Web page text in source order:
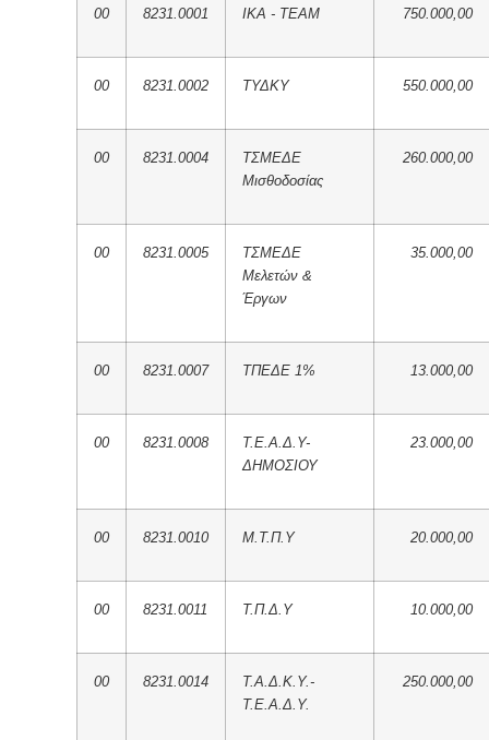
00 8231.0001 ΙΚΑ - ΤΕΑΜ 750.000,00
00 8231.0002 ΤΥΔΚΥ 550.000,00
00 8231.0004
ΤΣΜΕΔΕ
Μισθοδοσίας
260.000,00
00 8231.0005
ΤΣΜΕΔΕ
Μελετών &
Έργων
35.000,00
00 8231.0007 ΤΠΕΔΕ 1% 13.000,00
00 8231.0008
Τ.Ε.Α.Δ.Υ-
ΔΗΜΟΣΙΟΥ
23.000,00
00 8231.0010 Μ.Τ.Π.Υ 20.000,00
00 8231.0011 Τ.Π.Δ.Υ 10.000,00
00 8231.0014
Τ.Α.Δ.Κ.Υ.-
Τ.Ε.Α.Δ.Υ.
250.000,00